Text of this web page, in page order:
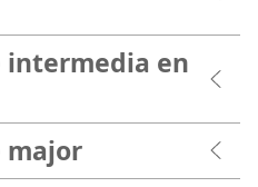
intermedia en
major